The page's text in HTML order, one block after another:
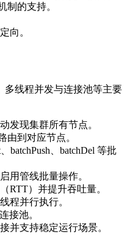
制的支持。
向。
多线程并发与连接池等主要
发现集群所有节点。
由到对应节点。
batchPush、batchDel 等批
用管线批量操作。
RTT）并提升吞吐量。
程并行执行。
接池。
并支持稳定运行场景。